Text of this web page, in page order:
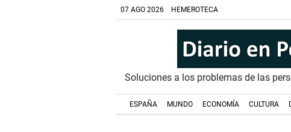
07 AGO 2026 HEMEROTECA
Soluciones a los problemas de las
ESPAÑA MUNDO ECONOMÍA CULTURA